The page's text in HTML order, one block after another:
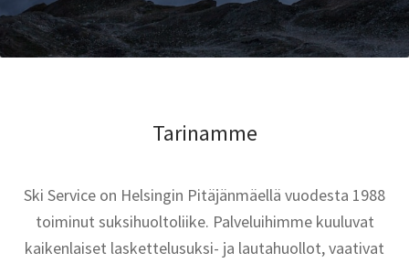
Tarinamme
Ski Service on Helsingin Pitäjänmäellä vuodesta 1988
toiminut suksihuoltoliike. Palveluihimme kuuluvat
kaikenlaiset laskettelusuksi- ja lautahuollot, vaativat